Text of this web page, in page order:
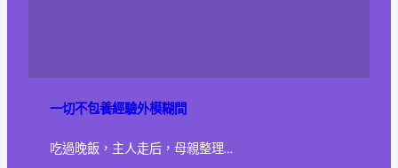
一切不包養經驗外模糊間
吃過晚飯，主人走后，母親整理…